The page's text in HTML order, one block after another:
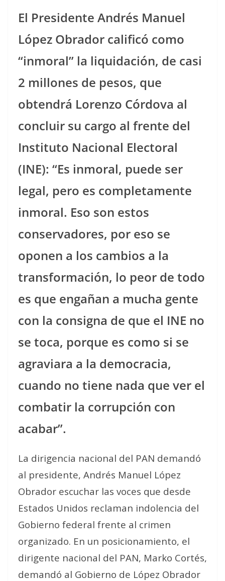
El Presidente Andrés Manuel
López Obrador calificó como
“inmoral” la liquidación, de casi
2 millones de pesos, que
obtendrá Lorenzo Córdova al
concluir su cargo al frente del
Instituto Nacional Electoral
(INE): “Es inmoral, puede ser
legal, pero es completamente
inmoral. Eso son estos
conservadores, por eso se
oponen a los cambios a la
transformación, lo peor de todo
es que engañan a mucha gente
con la consigna de que el INE no
se toca, porque es como si se
agraviara a la democracia,
cuando no tiene nada que ver el
combatir la corrupción con
acabar”.
La dirigencia nacional del PAN demandó
al presidente, Andrés Manuel López
Obrador escuchar las voces que desde
Estados Unidos reclaman indolencia del
Gobierno federal frente al crimen
organizado. En un posicionamiento, el
dirigente nacional del PAN, Marko Cortés,
demandó al Gobierno de López Obrador